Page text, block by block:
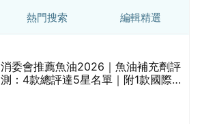
熱門搜索 編輯精選
消委會推薦魚油2026｜魚油補充劑評
測：4款總評達5星名單｜附1款國際